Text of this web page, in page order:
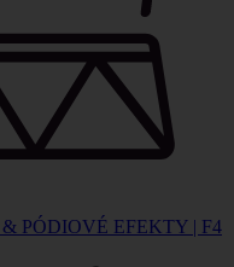
PÓDIOVÉ EFEKTY | F4